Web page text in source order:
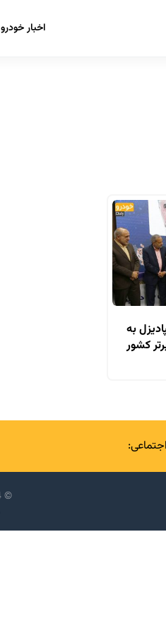
اخبار خودرو
به
کشور
© 2024 تمامی حقوق برای وب سایت خودرودیلی محفوظ است.